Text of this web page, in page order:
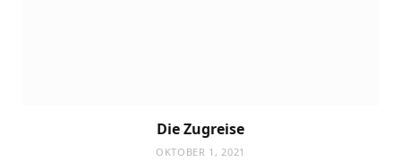
Die Zugreise
OKTOBER 1, 2021